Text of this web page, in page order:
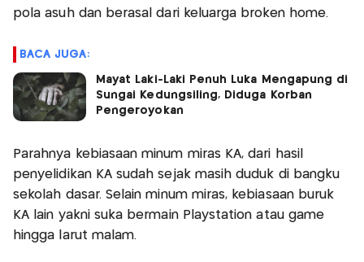
pola asuh dan berasal dari keluarga broken home.
BACA JUGA:
Mayat Laki-Laki Penuh Luka Mengapung di
Sungai Kedungsiling, Diduga Korban
Pengeroyokan
Parahnya kebiasaan minum miras KA, dari hasil
penyelidikan KA sudah sejak masih duduk di bangku
sekolah dasar. Selain minum miras, kebiasaan buruk
KA lain yakni suka bermain Playstation atau game
hingga larut malam.